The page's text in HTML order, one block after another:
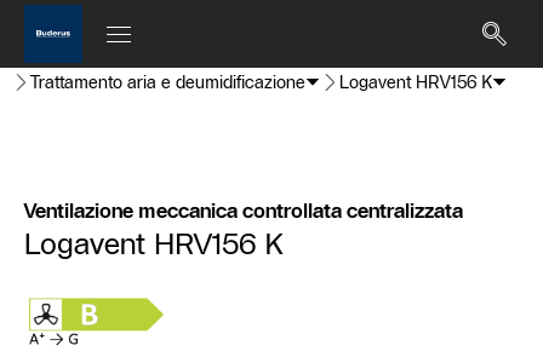
Trattamento aria e deumidificazione Logavent HRV156 K
Ventilazione meccanica controllata centralizzata
Logavent HRV156 K